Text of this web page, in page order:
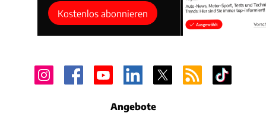
Kostenlos abonnieren
Angebote